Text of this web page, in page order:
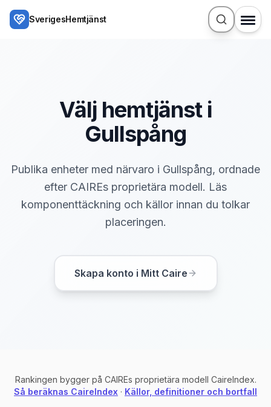
Hoppa till huvudinnehåll
SverigesHemtjänst
Välj hemtjänst i
Gullspång
Publika enheter med närvaro i Gullspång, ordnade
efter CAIREs proprietära modell. Läs
komponenttäckning och källor innan du tolkar
placeringen.
Skapa konto i Mitt Caire
Rankingen bygger på CAIREs proprietära modell CaireIndex.
Så beräknas CaireIndex · Källor, definitioner och bortfall